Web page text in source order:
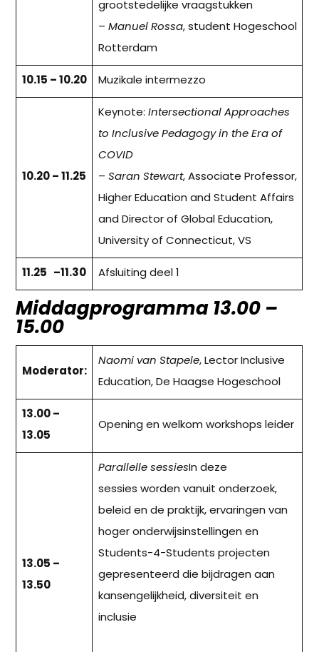
grootstedelijke vraagstukken
– Manuel Rossa, student Hogeschool
Rotterdam
10.15 – 10.20 Muzikale intermezzo
10.20 – 11.25
Keynote: Intersectional Approaches
to Inclusive Pedagogy in the Era of
COVID
– Saran Stewart, Associate Professor,
Higher Education and Student Affairs
and Director of Global Education,
University of Connecticut, VS
11.25 –11.30 Afsluiting deel 1
Middagprogramma 13.00 –
15.00
Moderator:
Naomi van Stapele, Lector Inclusive
Education, De Haagse Hogeschool
13.00 –
13.05
Opening en welkom workshops leider
13.05 –
13.50
Parallelle sessiesIn deze
sessies worden vanuit onderzoek,
beleid en de praktijk, ervaringen van
hoger onderwijsinstellingen en
Students-4-Students projecten
gepresenteerd die bijdragen aan
kansengelijkheid, diversiteit en
inclusie